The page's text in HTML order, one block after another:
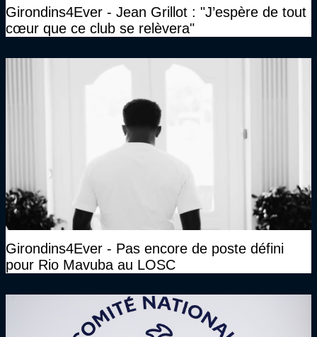
Girondins4Ever - Jean Grillot : "J’espère de tout
cœur que ce club se relèvera"
Girondins4Ever - Pas encore de poste défini
pour Rio Mavuba au LOSC